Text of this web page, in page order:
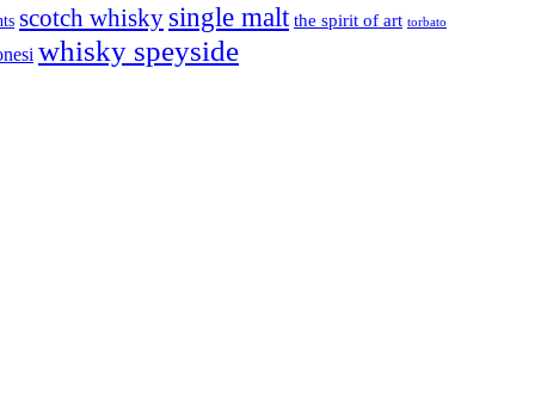
scotch whisky single malt the spirit of art torbato
whisky speyside